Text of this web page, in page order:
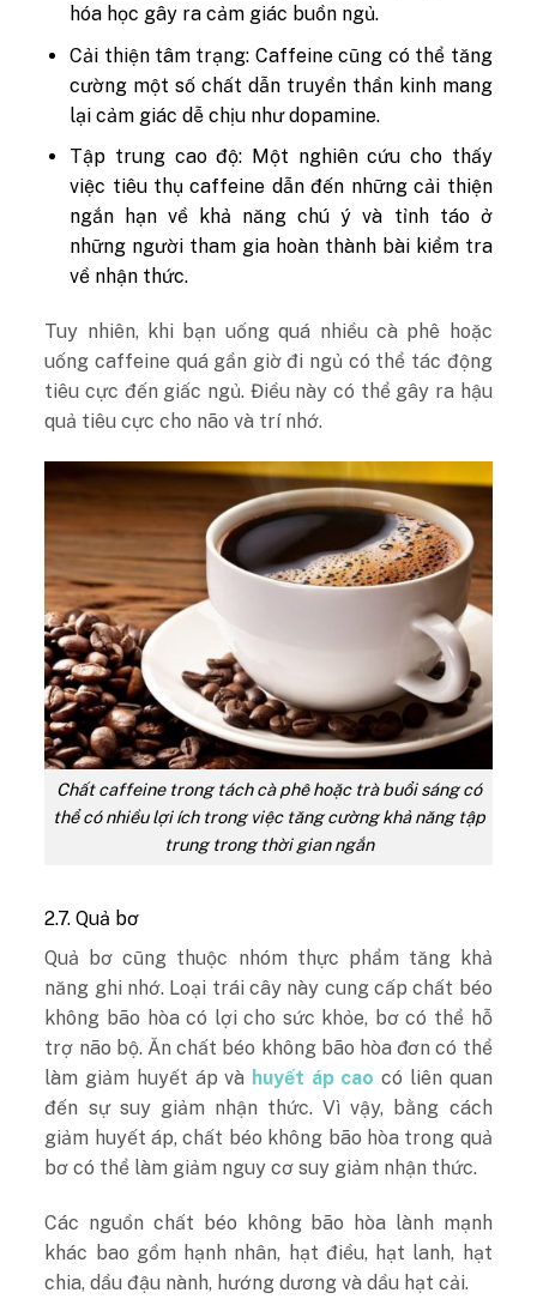
hóa học gây ra cảm giác buồn ngủ.
Cải thiện tâm trạng: Caffeine cũng có thể tăng
cường một số chất dẫn truyền thần kinh mang
lại cảm giác dễ chịu như dopamine.
Tập trung cao độ: Một nghiên cứu cho thấy
việc tiêu thụ caffeine dẫn đến những cải thiện
ngắn hạn về khả năng chú ý và tỉnh táo ở
những người tham gia hoàn thành bài kiểm tra
về nhận thức.
Tuy nhiên, khi bạn uống quá nhiều cà phê hoặc
uống caffeine quá gần giờ đi ngủ có thể tác động
tiêu cực đến giấc ngủ. Điều này có thể gây ra hậu
quả tiêu cực cho não và trí nhớ.
Chất caffeine trong tách cà phê hoặc trà buổi sáng có
thể có nhiều lợi ích trong việc tăng cường khả năng tập
trung trong thời gian ngắn
2.7. Quả bơ
Quả bơ cũng thuộc nhóm thực phẩm tăng khả
năng ghi nhớ. Loại trái cây này cung cấp chất béo
không bão hòa có lợi cho sức khỏe, bơ có thể hỗ
trợ não bộ. Ăn chất béo không bão hòa đơn có thể
làm giảm huyết áp và huyết áp cao có liên quan
đến sự suy giảm nhận thức. Vì vậy, bằng cách
giảm huyết áp, chất béo không bão hòa trong quả
bơ có thể làm giảm nguy cơ suy giảm nhận thức.
Các nguồn chất béo không bão hòa lành mạnh
khác bao gồm hạnh nhân, hạt điều, hạt lanh, hạt
chia, dầu đậu nành, hướng dương và dầu hạt cải.